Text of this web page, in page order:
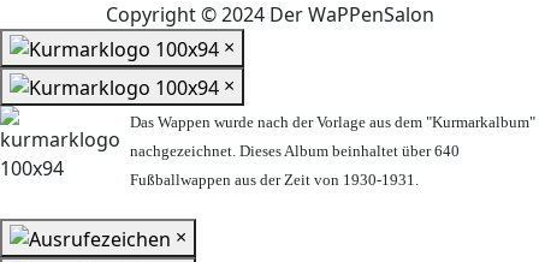
Copyright © 2024 Der WaPPenSalon
×
×
Das Wappen wurde nach der Vorlage aus dem "Kurmarkalbum"
nachgezeichnet. Dieses Album beinhaltet über 640
Fußballwappen aus der Zeit von 1930-1931.
×